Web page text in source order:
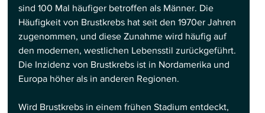
sind 100 Mal häufiger betroffen als Männer. Die
Häufigkeit von Brustkrebs hat seit den 1970er Jahren
zugenommen, und diese Zunahme wird häufig auf
den modernen, westlichen Lebensstil zurückgeführt.
Die Inzidenz von Brustkrebs ist in Nordamerika und
Europa höher als in anderen Regionen.
Wird Brustkrebs in einem frühen Stadium entdeckt,